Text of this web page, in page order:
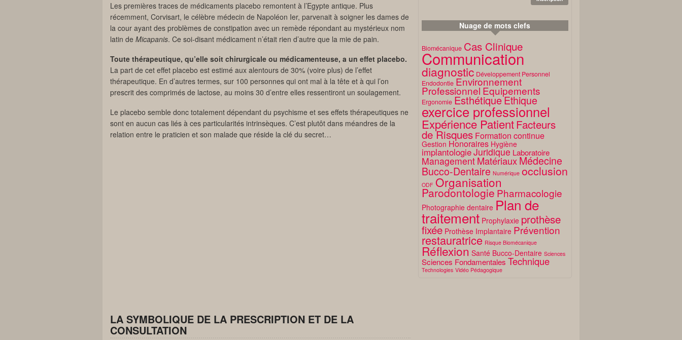
Les premières traces de médicaments placebo remontent à l’Egypte antique. Plus
récemment, Corvisart, le célèbre médecin de Napoléon Ier, parvenait à soigner les dames de
la cour ayant des problèmes de constipation avec un remède répondant au mystérieux nom
latin de Micapanis. Ce soi-disant médicament n’était rien d’autre que la mie de pain.
Toute thérapeutique, qu’elle soit chirurgicale ou médicamenteuse, a un effet placebo.
La part de cet effet placebo est estimé aux alentours de 30% (voire plus) de l’effet
thérapeutique. En d’autres termes, sur 100 personnes qui ont mal à la tête et à qui l’on
prescrit des comprimés de lactose, au moins 30 d’entre elles ressentiront un soulagement.
Le placebo semble donc totalement dépendant du psychisme et ses effets thérapeutiques ne
sont en aucun cas liés à ces particularités intrinsèques. C’est plutôt dans méandres de la
relation entre le praticien et son malade que réside la clé du secret…
LA SYMBOLIQUE DE LA PRESCRIPTION ET DE LA
CONSULTATION
Nuage de mots clefs
Biomécanique Cas Clinique
Communication
diagnostic Développement Personnel
Endodontie Environnement
Professionnel Equipements
Ergonomie EsthétiqueEthique
exercice professionnel
Expérience PatientFacteurs
de Risques Formation continue
Gestion Honoraires Hygiène
implantologieJuridique Laboratoire
Management Matériaux Médecine
Bucco-Dentaire Numérique occlusion
ODF Organisation
Parodontologie Pharmacologie
Photographie dentaire Plan de
traitement Prophylaxie prothèse
fixée Prothèse Implantaire Prévention
restauratrice Risque Biomécanique
Réflexion Santé Bucco-Dentaire Sciences
Sciences Fondamentales Technique
Technologies Vidéo Pédagogique